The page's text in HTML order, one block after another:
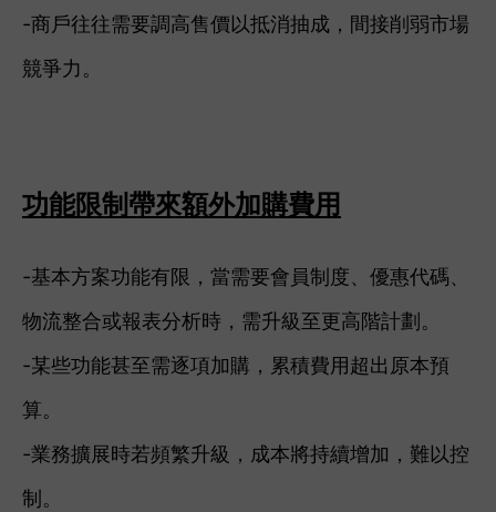
-商戶往往需要調高售價以抵消抽成，間接削弱市場
競爭力。
功能限制帶來額外加購費用
-基本方案功能有限，當需要會員制度、優惠代碼、
物流整合或報表分析時，需升級至更高階計劃。
-某些功能甚至需逐項加購，累積費用超出原本預
算。
-業務擴展時若頻繁升級，成本將持續增加，難以控
制。